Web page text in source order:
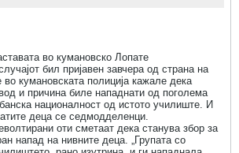
во кумановско Лопате
бил пријавен завчера од страна на
во кумановската полиција кажале дека
и причина биле нападнати од поголема
националност од истото училиште. И
деца се седмодделенци.
оти сметаат дека станува збор за
напад на нивните деца. „Групата со